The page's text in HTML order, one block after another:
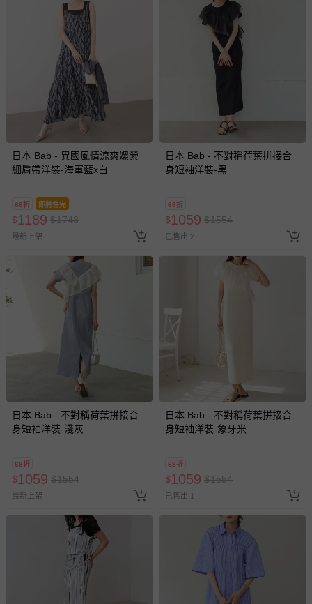
日本 Bab - 異國風情涼爽嫘縈
細肩帶洋裝-海軍藍x白
68折 即將售完
$1189 $1748
最新上架
日本 Bab - 不對稱荷葉拼接合
身短袖洋裝-黑
68折
$1059 $1554
已售出 2
日本 Bab - 不對稱荷葉拼接合
身短袖洋裝-淺灰
68折
$1059 $1554
最新上架
日本 Bab - 不對稱荷葉拼接合
身短袖洋裝-象牙米
68折
$1059 $1554
已售出 1